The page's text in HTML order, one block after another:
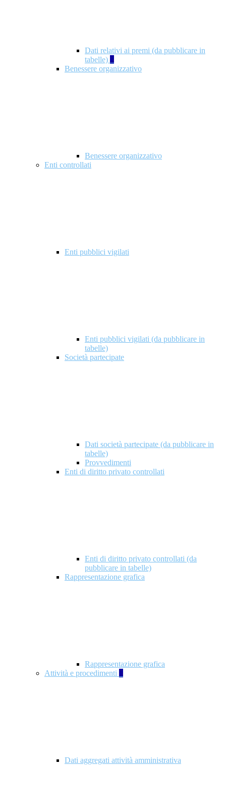
Dati relativi ai premi (da pubblicare in
tabelle) 5
Benessere organizzativo
Benessere organizzativo
Enti controllati
Enti pubblici vigilati
Enti pubblici vigilati (da pubblicare in
tabelle)
Società partecipate
Dati società partecipate (da pubblicare in
tabelle)
Provvedimenti
Enti di diritto privato controllati
Enti di diritto privato controllati (da
pubblicare in tabelle)
Rappresentazione grafica
Rappresentazione grafica
Attività e procedimenti 5
Dati aggregati attività amministrativa